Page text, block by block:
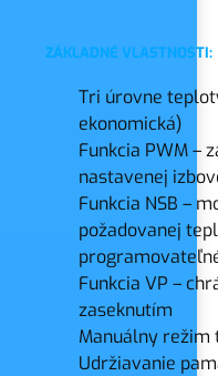
ZÁKLADNÉ VLASTNOSTI:
Tri úrovne
ekonomická)
Funkcia PWM –
nastavenej
Funkcia NSB –
požadovanej
Funkcia VP –
zaseknutím
Manuálny
Udržiavanie